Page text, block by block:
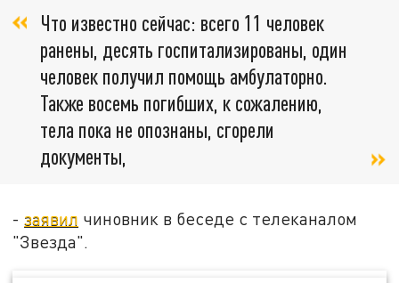
Что известно сейчас: всего 11 человек
ранены, десять госпитализированы, один
человек получил помощь амбулаторно.
Также восемь погибших, к сожалению,
тела пока не опознаны, сгорели
документы,
-заявил чиновник в беседе с телеканалом
"Звезда".